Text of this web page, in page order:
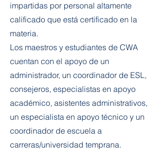
impartidas por personal altamente
calificado que está certificado en la
materia.
Los maestros y estudiantes de CWA
cuentan con el apoyo de un
administrador, un coordinador de ESL,
consejeros, especialistas en apoyo
académico, asistentes administrativos,
un especialista en apoyo técnico y un
coordinador de escuela a
carreras/universidad temprana.